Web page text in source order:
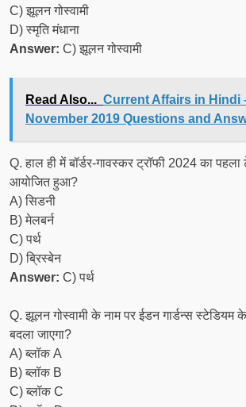
C) झूलन गोस्वामी
D) स्मृति मंधाना
Answer: C) झूलन गोस्वामी
Read Also... Current Affairs in Hindi
November 2019 Questions and
Q. हाल ही में बॉर्डर-गावस्कर ट्रॉफी 2024 का
आयोजित हुआ?
A) सिडनी
B) मेलबर्न
C) पर्थ
D) ब्रिस्बेन
Answer: C) पर्थ
Q. झूलन गोस्वामी के नाम पर ईडन गार्डन्स स्टेडियम
बदला जाएगा?
A) ब्लॉक A
B) ब्लॉक B
C) ब्लॉक C